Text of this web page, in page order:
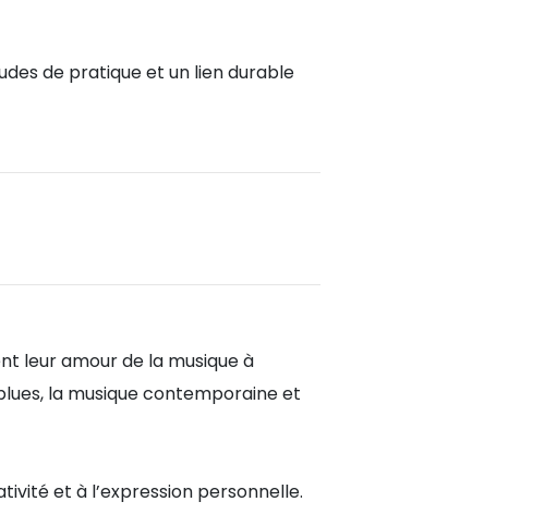
de pratique et un lien durable
leur amour de la musique à
la musique contemporaine et
et à l’expression personnelle.